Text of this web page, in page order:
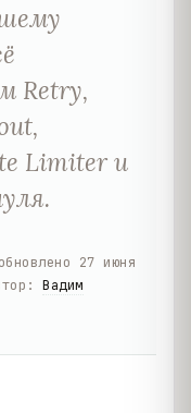
Retry,
Limiter и
обновлено 27 июня
:Вадим